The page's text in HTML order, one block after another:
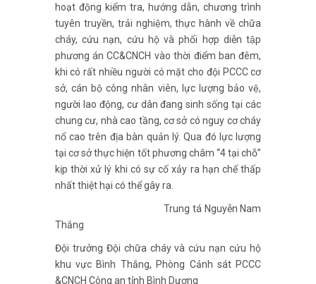
hoạt động kiểm tra, hướng dẫn, chương trình
tuyên truyền, trải nghiệm, thực hành về chữa
cháy, cứu nạn, cứu hộ và phối hợp diễn tập
phương án CC&CNCH vào thời điểm ban đêm,
khi có rất nhiều người có mặt cho đội PCCC cơ
sở, cán bộ công nhân viên, lực lượng bảo vệ,
người lao động, cư dân đang sinh sống tại các
chung cư, nhà cao tầng, cơ sở có nguy cơ cháy
nổ cao trên địa bàn quản lý. Qua đó lực lượng
tại cơ sở thực hiện tốt phương châm “4 tại chỗ”
kịp thời xử lý khi có sự cố xảy ra hạn chế thấp
nhất thiệt hại có thể gây ra.
Trung tá Nguyễn Nam
Thắng
Đội trưởng Đội chữa cháy và cứu nạn cứu hộ
khu vực Bình Thắng, Phòng Cảnh sát PCCC
&CNCH Công an tỉnh Bình Dương